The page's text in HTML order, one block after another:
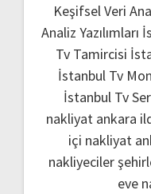
Keşifsel Veri
Analiz Yazılımları
Tv Tamircisi
İstanbul Tv
İstanbul Tv
nakliyat ankara
içi nakliyat
nakliyeciler
eve